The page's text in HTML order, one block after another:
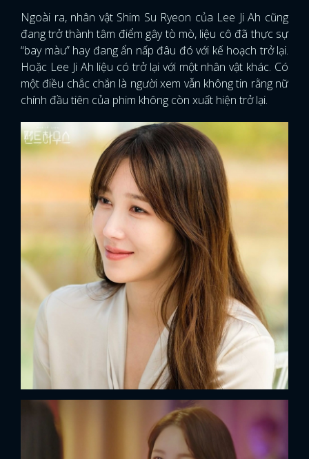
Ngoài ra, nhân vật Shim Su Ryeon của Lee Ji Ah cũng
đang trở thành tâm điểm gây tò mò, liệu cô đã thực sự
“bay màu” hay đang ẩn nấp đâu đó với kế hoạch trở lại.
Hoặc Lee Ji Ah liệu có trở lại với một nhân vật khác. Có
một điều chắc chắn là người xem vẫn không tin rằng nữ
chính đầu tiên của phim không còn xuất hiện trở lại.